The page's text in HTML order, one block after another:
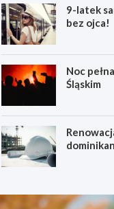
9-latek
bez ojca!
Noc
Śląskim